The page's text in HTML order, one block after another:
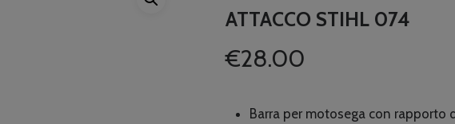
ATTACCO STIHL 074
€28.00
Barra per motosega con